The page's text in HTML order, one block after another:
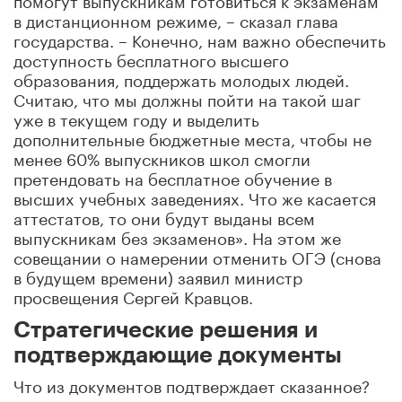
в дистанционном режиме, – сказал глава
государства. – Конечно, нам важно обеспечить
доступность бесплатного высшего
образования, поддержать молодых людей.
Считаю, что мы должны пойти на такой шаг
уже в текущем году и выделить
дополнительные бюджетные места, чтобы не
менее 60% выпускников школ смогли
претендовать на бесплатное обучение в
высших учебных заведениях. Что же касается
аттестатов, то они будут выданы всем
выпускникам без экзаменов». На этом же
совещании о намерении отменить ОГЭ (снова
в будущем времени) заявил министр
просвещения Сергей Кравцов.
Стратегические решения и
подтверждающие документы
Что из документов подтверждает сказанное?